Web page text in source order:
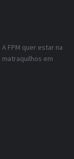
FPM quer estar na
em